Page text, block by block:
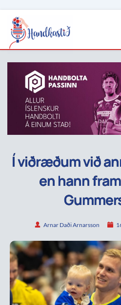
Í viðræðum við
en hann
Arnar Daði Arnarsson